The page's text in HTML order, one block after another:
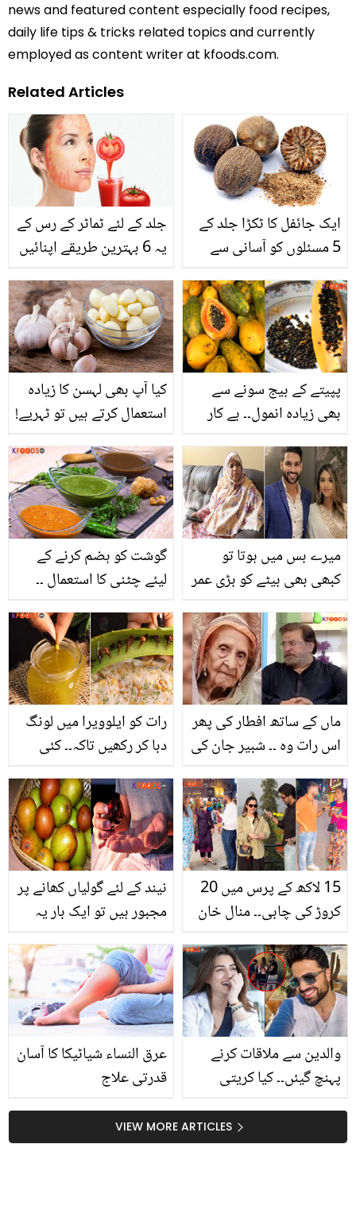
news and featured content especially food recipes,
daily life tips & tricks related topics and currently
employed as content writer at kfoods.com.
Related Articles
جلد کے لئے ٹماٹر کے رس کے
یہ 6 بہترین طریقے اپنائیں
ایک جائفل کا ٹکڑا جلد کے
5 مسئلوں کو آسانی سے
جائفل سے کلینزر بنانے کے
5 آسان طریقے جو کرے
رنگ گورا اور بنائے جلد کو
حسین۔۔
کیا آپ بھی لہسن کا زیادہ
استعمال کرتے ہیں تو ٹہریے!
استعمال کے حوالے سے کیا
کہتی ہے؟
پپیتے کے بیج سونے سے
بھی زیادہ انمول۔۔ بے کار
وہ فائدے جنھیں جان کر
آپ انھیں دوبارہ کبھی نہیں
پھینکیں گے
گوشت کو ہضم کرنے کے
لیئے چٹنی کا استعمال ۔۔
باآسانی قربانی کے گوشت
سے تیار کھانوں کو ہضم
کرے
میرے بس میں ہوتا تو
کبھی بھی بیٹے کو بڑی عمر
کرنے دیتی.. زید علی کی
والدہ نے بہو کے بارے میں
کیا انکشاف کیا؟
رات کو ایلوویرا میں لونگ
دبا کر رکھیں تاکہ۔۔ کئی
ٹپ آزمائیں، رزلٹ دیکھ کر
آپ مہنگے پروڈکٹس لینا
چھوڑ دیں گی
ماں کے ساتھ افطار کی پھر
اس رات وہ ۔۔ شبیر جان کی
الفاظ کہے تھے؟ اداکار بتاتے
ہوئے رو پڑے
نیند کے لئے گولیاں کھانے پر
مجبور ہیں تو ایک بار یہ
بیر کے 6 انوکھے فائدے
15 لاکھ کے پرس میں 20
کروڑ کی چابی۔۔ منال خان
کو کیسے روسٹ کیا؟
دلچسپ ویڈیو
عرق النساء شیاٹیکا کا آسان
قدرتی علاج
والدین سے ملاقات کرنے
پہنچ گیئں۔۔ کیا کریتی
سے شادی کرنیوالی ہیں؟VIEW MORE ARTICLES